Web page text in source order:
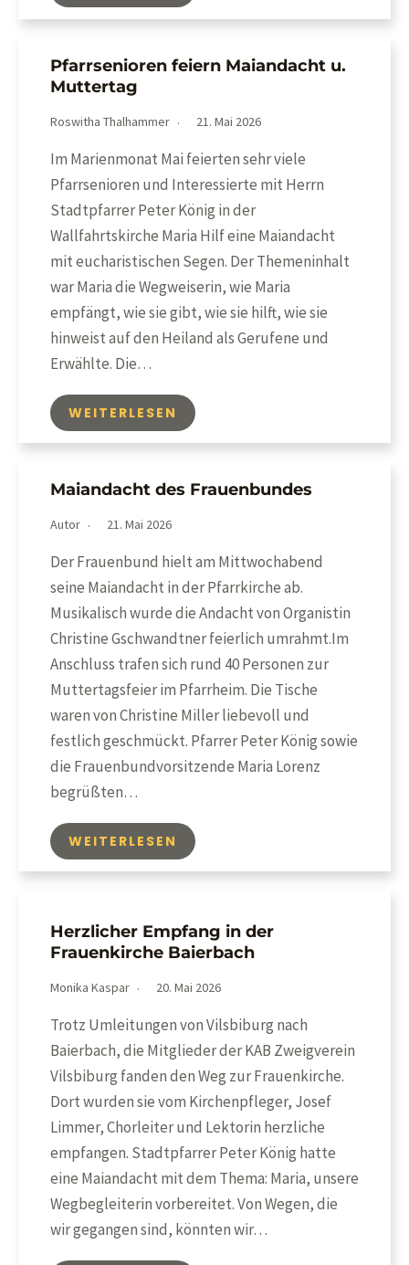
Pfarrsenioren feiern Maiandacht u.
Muttertag
Roswitha Thalhammer 21. Mai 2026
Im Marienmonat Mai feierten sehr viele
Pfarrsenioren und Interessierte mit Herrn
Stadtpfarrer Peter König in der
Wallfahrtskirche Maria Hilf eine Maiandacht
mit eucharistischen Segen. Der Themeninhalt
war Maria die Wegweiserin, wie Maria
empfängt, wie sie gibt, wie sie hilft, wie sie
hinweist auf den Heiland als Gerufene und
Erwählte. Die…
WEITERLESEN
Maiandacht des Frauenbundes
Autor 21. Mai 2026
Der Frauenbund hielt am Mittwochabend
seine Maiandacht in der Pfarrkirche ab.
Musikalisch wurde die Andacht von Organistin
Christine Gschwandtner feierlich umrahmt.Im
Anschluss trafen sich rund 40 Personen zur
Muttertagsfeier im Pfarrheim. Die Tische
waren von Christine Miller liebevoll und
festlich geschmückt. Pfarrer Peter König sowie
die Frauenbundvorsitzende Maria Lorenz
begrüßten…
WEITERLESEN
Herzlicher Empfang in der
Frauenkirche Baierbach
Monika Kaspar 20. Mai 2026
Trotz Umleitungen von Vilsbiburg nach
Baierbach, die Mitglieder der KAB Zweigverein
Vilsbiburg fanden den Weg zur Frauenkirche.
Dort wurden sie vom Kirchenpfleger, Josef
Limmer, Chorleiter und Lektorin herzliche
empfangen. Stadtpfarrer Peter König hatte
eine Maiandacht mit dem Thema: Maria, unsere
Wegbegleiterin vorbereitet. Von Wegen, die
wir gegangen sind, könnten wir…